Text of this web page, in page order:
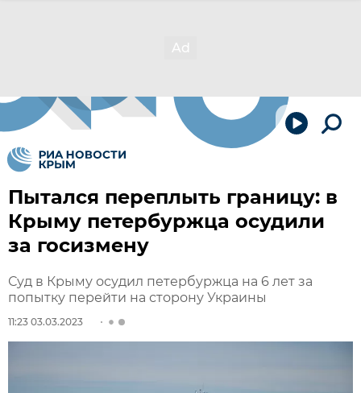
Пытался переплыть границу: в
Крыму петербуржца осудили
за госизмену
Суд в Крыму осудил петербуржца на 6 лет за
попытку перейти на сторону Украины
11:23 03.03.2023